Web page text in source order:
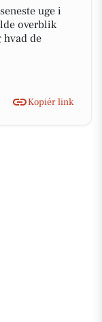
uge i
overblik
hvad de
Kopiér link